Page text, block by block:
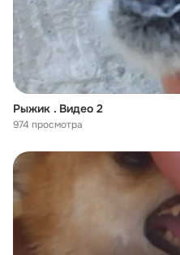
Рыжик . Видео 2
974 просмотра